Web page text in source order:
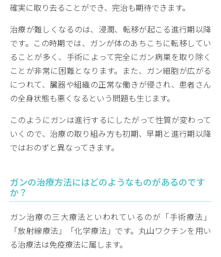
確実に取り去ることができ、完治も期待できます。
治療が難しくなるのは、浸潤、転移が起こる進行期以降
です。この時期では、ガンが体のあちこちに転移してい
ることが多く、手術によって完全にガン病巣を取り除く
ことが非常に困難となります。また、ガン細胞が広がる
につれて、臓器や組織の正常な働きが侵され、患者さん
の全身状態も悪くなるという問題も生じます。
このようにガンは進行するにしたがって性質が変わって
いくので、治療の取り組み方も初期、早期と進行期以降
ではおのずと異なってきます。
ガンの治療方法にはどのようなものがあるのです
か？
ガン治療の三大療法といわれているのが「手術療法」
「放射線療法」「化学療法」です。丸山ワクチンを用い
る治療法は免疫療法に属します。